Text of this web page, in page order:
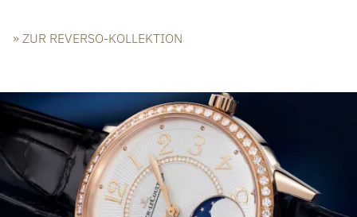
» ZUR REVERSO-KOLLEKTION